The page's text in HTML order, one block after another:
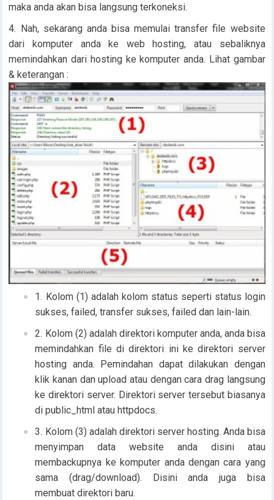
maka anda akan bisa langsung terkoneksi.
Nah, sekarang anda bisa memulai transfer file website
dari komputer anda ke web hosting, atau sebaliknya
memindahkan dari hosting ke komputer anda. Lihat gambar
& keterangan :
Kolom (1) adalah kolom status seperti status login
sukses, failed, transfer sukses, failed dan lain-lain.
Kolom (2) adalah direktori komputer anda, anda bisa
memindahkan file di direktori ini ke direktori server
hosting anda. Pemindahan dapat dilakukan dengan
klik kanan dan upload atau dengan cara drag langsung
ke direktori server. Direktori server tersebut biasanya
di public_html atau httpdocs.
Kolom (3) adalah direktori server hosting. Anda bisa
menyimpan data website anda disini atau
membackupnya ke komputer anda dengan cara yang
sama (drag/download). Disini anda juga bisa
membuat direktori baru.